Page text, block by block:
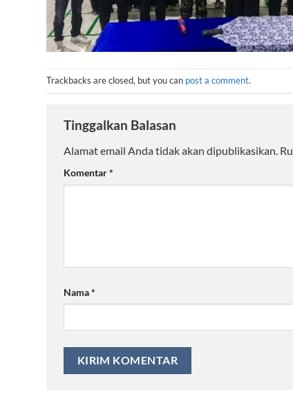
Trackbacks are closed, but you can post a comment.
Tinggalkan Balasan
Alamat email Anda tidak akan dipublikasikan.
Komentar*
Nama*